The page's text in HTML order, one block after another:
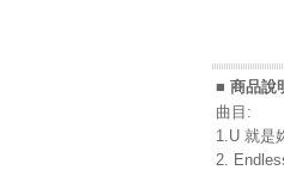
■ 商品說
曲目:
1.U 就是
2.